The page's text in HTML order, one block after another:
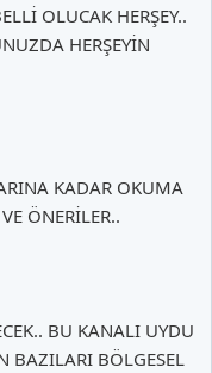
OLUCAK HERŞEY..
HERŞEYİN
KADAR OKUMA
ÖNERİLER..
BU KANALI UYDU
BAZILARI BÖLGESEL